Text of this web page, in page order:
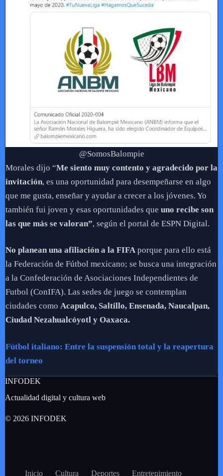
@SomosBalompie
Morales dijo “Me siento muy contento y agradecido por la
invitación, es una oportunidad para desempeñarse en algo
que me gusta, enseñar y ayudar a crecer a los jóvenes. Yo
también fui joven y esas oportunidades que uno recibe son
las que más se valoran”, según el portal de ESPN Digital.
No planean una afiliación a la FIFA porque para ello está
la Federación de Fútbol mexicano; se busca una integración
a la Confederación de Asociaciones Independientes de
Futbol (ConIFA). Las sedes de juego se contemplan
ciudades como Acapulco, Saltillo, Ensenada, Naucalpan,
Ciudad Nezahualcóyotl y Oaxaca.
Fútbol italiano: Entre la suspensión total y la reapertura
del torneo
INFODEK
Actualidad digital y cultura web
© 2026 INFODEK
Inicio Cultura Deportes Entretenimiento